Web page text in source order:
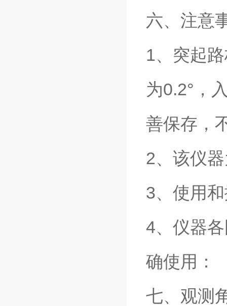
六、注意
1、突起
为0.2°，
善保存，
2、该仪
3、使用
4、仪器
确使用：
七、观测